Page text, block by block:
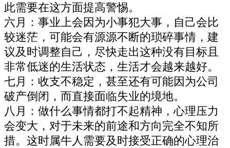
此需要在这方面提高警惕。
六月：事业上会因为小事犯大事，自己会比
较迷茫，可能会有源源不断的琐碎事情，建
议及时调整自己，尽快走出这种没有目标且
非常低迷的生活状态，生活才会越来越好。
七月：收支不稳定，甚至还有可能因为公司
破产倒闭，而直接面临失业的境地。
八月：做什么事情都打不起精神，心理压力
会变大，对于未来的前途和方向完全不知所
措。这时属牛人需要及时接受正确的心理治